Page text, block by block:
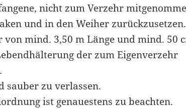
nicht zum Verzehr
und in den Weiher zurückzusetzen.
von mind. 3,50 m Länge und mind. 50
der zum Eigenverzehr
sauber zu verlassen.
ist genauestens zu beachten.